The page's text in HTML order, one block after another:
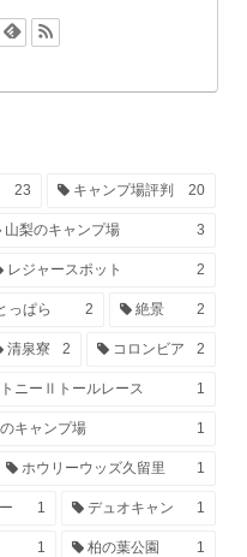
23 キャンプ場評判 20
山梨のキャンプ場 3
レジャースポット 2
っぱら 2 絶景 2
清泉寮 2 コロンビア 2
ニーⅡトールレース 1
キャンプ場 1
ホウリーウッズ久留里 1
1 デュオキャン 1
1 柏の葉公園 1